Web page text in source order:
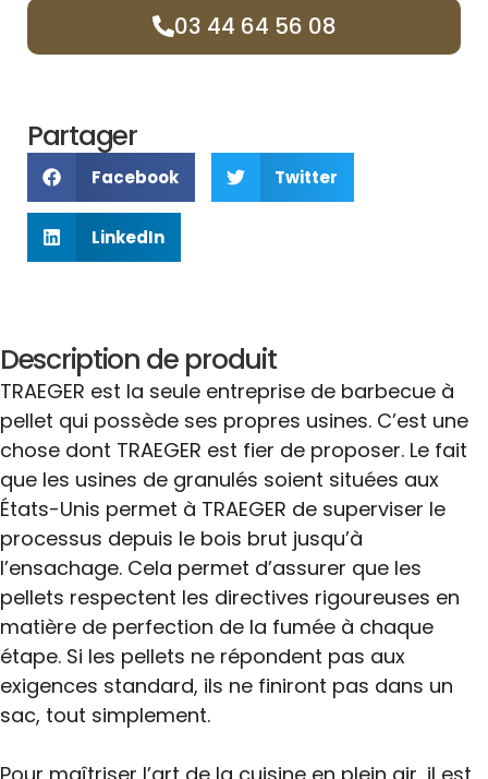
03 44 64 56 08
Partager
Facebook Twitter
LinkedIn
Description de produit
TRAEGER est la seule entreprise de barbecue à
pellet qui possède ses propres usines. C’est une
chose dont TRAEGER est fier de proposer. Le fait
que les usines de granulés soient situées aux
États-Unis permet à TRAEGER de superviser le
processus depuis le bois brut jusqu’à
l’ensachage. Cela permet d’assurer que les
pellets respectent les directives rigoureuses en
matière de perfection de la fumée à chaque
étape. Si les pellets ne répondent pas aux
exigences standard, ils ne finiront pas dans un
sac, tout simplement.